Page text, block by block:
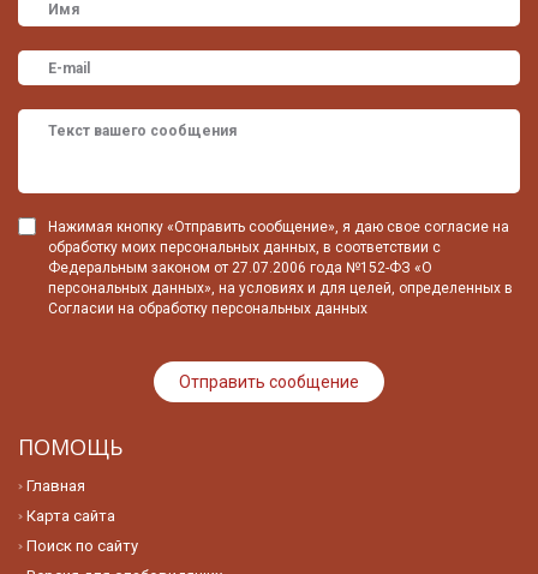
Нажимая кнопку «Отправить сообщение», я даю свое согласие на
обработку моих персональных данных, в соответствии с
Федеральным законом от 27.07.2006 года №152-ФЗ «О
персональных данных», на условиях и для целей, определенных в
Согласии на обработку персональных данных
ПОМОЩЬ
Главная
Карта сайта
Поиск по сайту